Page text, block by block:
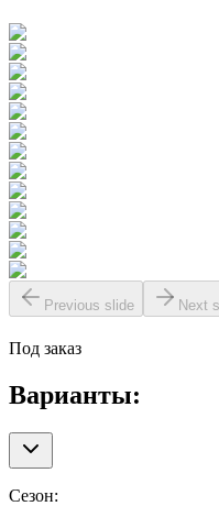
Previous slide Next
Под заказ
Варианты:
Сезон: